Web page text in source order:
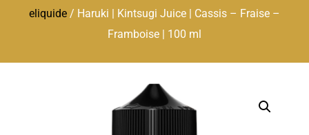
eliquide / Haruki | Kintsugi Juice | Cassis – Fraise –
Framboise | 100 ml